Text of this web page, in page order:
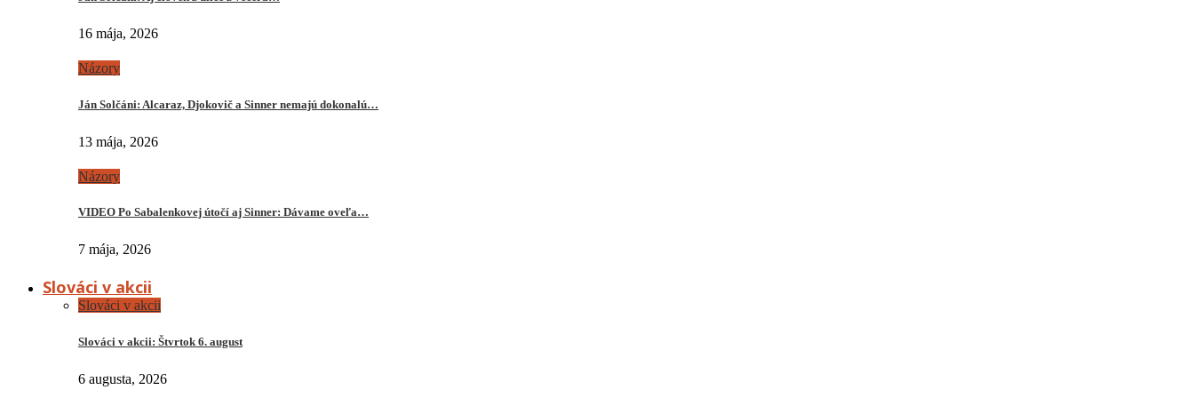
16 mája, 2026
Názory
Ján Solčáni: Alcaraz, Djokovič a Sinner nemajú dokonalú…
13 mája, 2026
Názory
VIDEO Po Sabalenkovej útočí aj Sinner: Dávame oveľa…
7 mája, 2026
Slováci v akcii
Slováci v akcii
Slováci v akcii: Štvrtok 6. august
6 augusta, 2026